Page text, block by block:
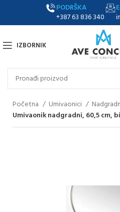
PODRŠKA
+387 63 836 340
IZBORNIK
Početna Umivaonici
Umivaonik nadgradni, 60,5 cm,